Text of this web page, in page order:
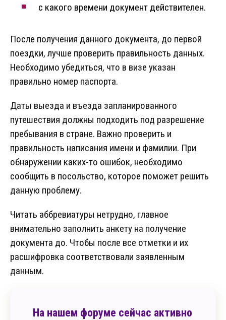
с какого времени документ действителен.
После получения данного документа, до первой
поездки, лучше проверить правильность данных.
Необходимо убедиться, что в визе указан
правильно номер паспорта.
Даты выезда и въезда запланированного
путешествия должны подходить под разрешение
пребывания в стране. Важно проверить и
правильность написания имени и фамилии. При
обнаружении каких-то ошибок, необходимо
сообщить в посольство, которое поможет решить
данную проблему.
Читать аббревиатуры нетрудно, главное
внимательно заполнить анкету на получение
документа до. Чтобы после все отметки и их
расшифровка соответствовали заявленным
данным.
На нашем форуме сейчас активно